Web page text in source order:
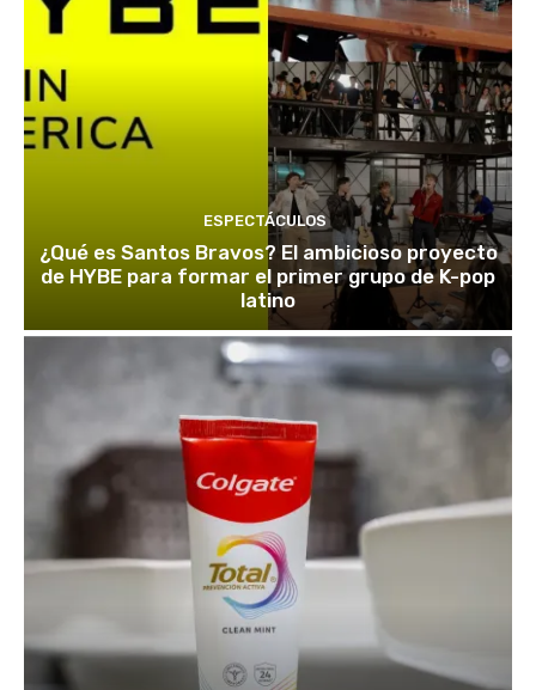
ESPECTÁCULOS
¿Qué es Santos Bravos? El ambicioso proyecto
de HYBE para formar el primer grupo de K-pop
latino